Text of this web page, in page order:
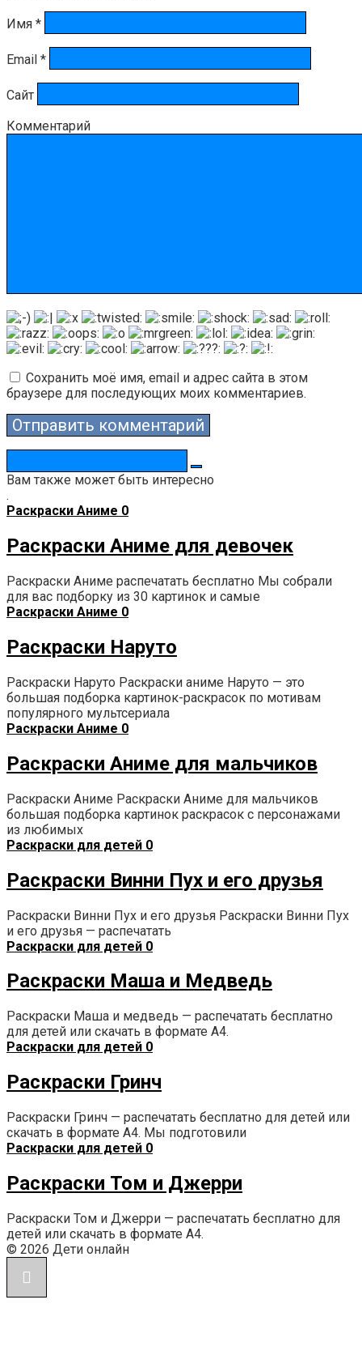
Имя *
Email *
Сайт
Комментарий
Сохранить моё имя, email и адрес сайта в этом
браузере для последующих моих комментариев.
Вам также может быть интересно
.
Раскраски Аниме 0
Раскраски Аниме для девочек
Раскраски Аниме распечатать бесплатно Мы собрали
для вас подборку из 30 картинок и самые
Раскраски Аниме 0
Раскраски Наруто
Раскраски Наруто Раскраски аниме Наруто — это
большая подборка картинок-раскрасок по мотивам
популярного мультсериала
Раскраски Аниме 0
Раскраски Аниме для мальчиков
Раскраски Аниме Раскраски Аниме для мальчиков
большая подборка картинок раскрасок с персонажами
из любимых
Раскраски для детей 0
Раскраски Винни Пух и его друзья
Раскраски Винни Пух и его друзья Раскраски Винни Пух
и его друзья — распечатать
Раскраски для детей 0
Раскраски Маша и Медведь
Раскраски Маша и медведь — распечатать бесплатно
для детей или скачать в формате А4.
Раскраски для детей 0
Раскраски Гринч
Раскраски Гринч — распечатать бесплатно для детей или
скачать в формате А4. Мы подготовили
Раскраски для детей 0
Раскраски Том и Джерри
Раскраски Том и Джерри — распечатать бесплатно для
детей или скачать в формате А4.
© 2026 Дети онлайн